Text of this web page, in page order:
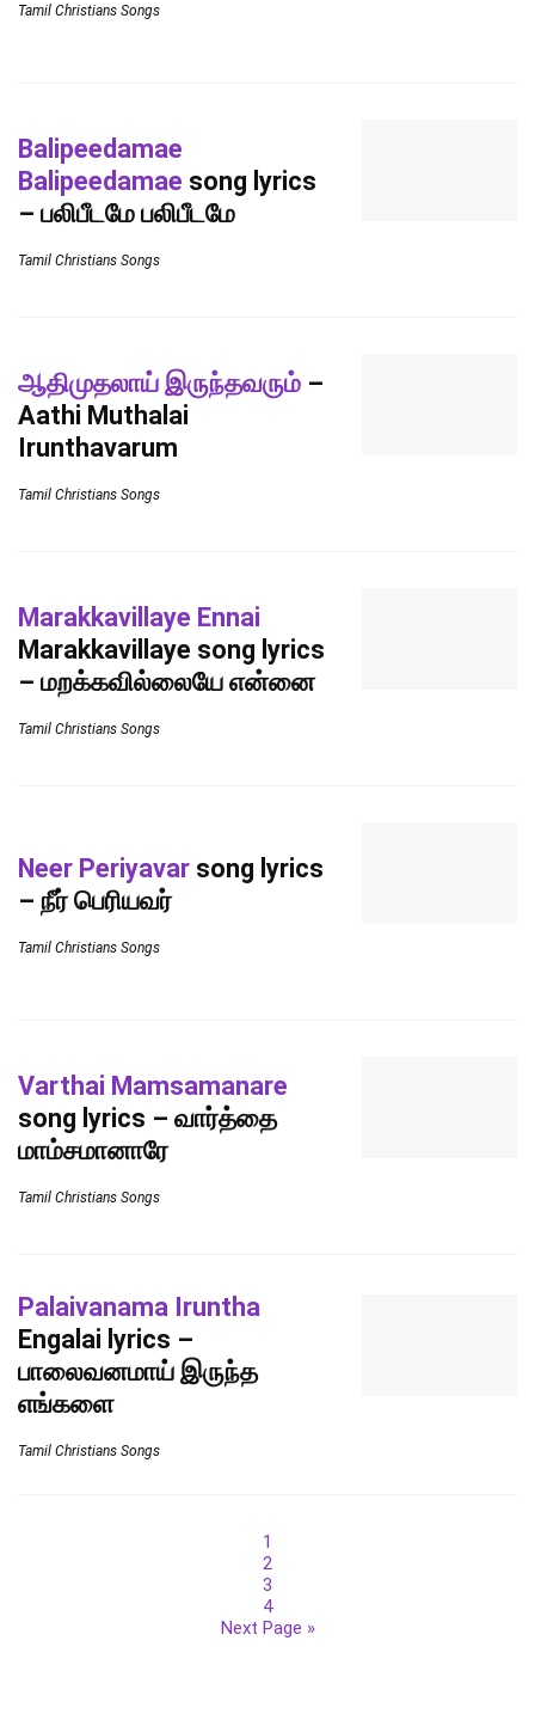
Tamil Christians Songs
Balipeedamae
Balipeedamae song lyrics
– பலிபீடமே பலிபீடமே
Tamil Christians Songs
ஆதிமுதலாய் இருந்தவரும் –
Aathi Muthalai
Irunthavarum
Tamil Christians Songs
Marakkavillaye Ennai
Marakkavillaye song lyrics
– மறக்கவில்லையே என்னை
Tamil Christians Songs
Neer Periyavar song lyrics
– நீர் பெரியவர்
Tamil Christians Songs
Varthai Mamsamanare
song lyrics – வார்த்தை
மாம்சமானாரே
Tamil Christians Songs
Palaivanama Iruntha
Engalai lyrics –
பாலைவனமாய் இருந்த
எங்களை
Tamil Christians Songs
1
2
3
4
Next Page »